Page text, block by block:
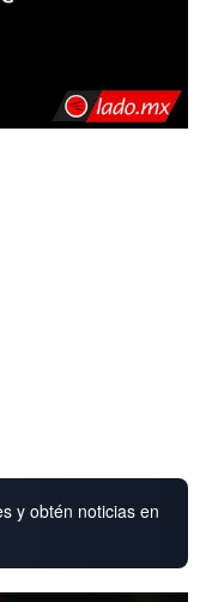
y obtén noticias en